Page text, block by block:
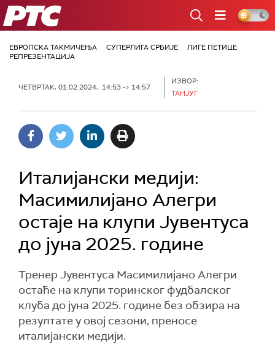
РТС
ЕВРОПСКА ТАКМИЧЕЊА СУПЕРЛИГА СРБИЈЕ
ЛИГЕ ПЕТИЦЕ
РЕПРЕЗЕНТАЦИЈА
ЧЕТВРТАК, 01.02.2024, 14:53 -> 14:57
ИЗВОР:
ТАНЈУГ
Италијански медији:
Масимилијано Алегри
остаје на клупи Јувентуса
до јуна 2025. године
Тренер Јувентуса Масимилијано Алегри
остаће на клупи торинског фудбалског
клуба до јуна 2025. године без обзира на
резултате у овој сезони, преносе
италијански медији.